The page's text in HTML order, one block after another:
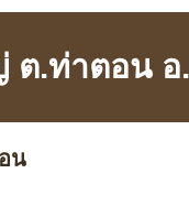
ต.ท่าตอน อ
น